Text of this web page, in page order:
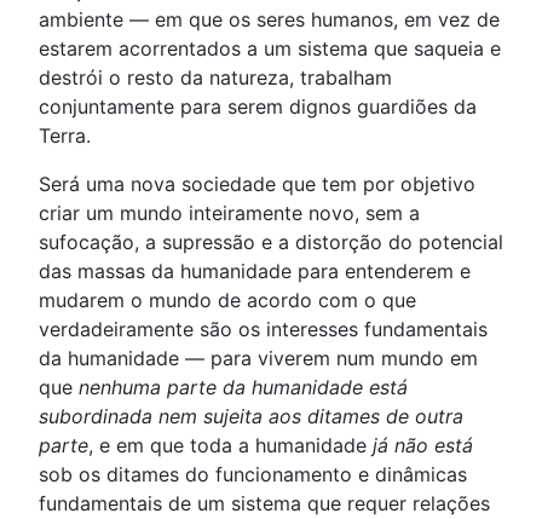
ambiente — em que os seres humanos, em vez de
estarem acorrentados a um sistema que saqueia e
destrói o resto da natureza, trabalham
conjuntamente para serem dignos guardiões da
Terra.
Será uma nova sociedade que tem por objetivo
criar um mundo inteiramente novo, sem a
sufocação, a supressão e a distorção do potencial
das massas da humanidade para entenderem e
mudarem o mundo de acordo com o que
verdadeiramente são os interesses fundamentais
da humanidade — para viverem num mundo em
que nenhuma parte da humanidade está
subordinada nem sujeita aos ditames de outra
parte, e em que toda a humanidade já não está
sob os ditames do funcionamento e dinâmicas
fundamentais de um sistema que requer relações